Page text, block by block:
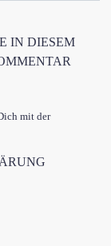
IN DIESEM
mit der